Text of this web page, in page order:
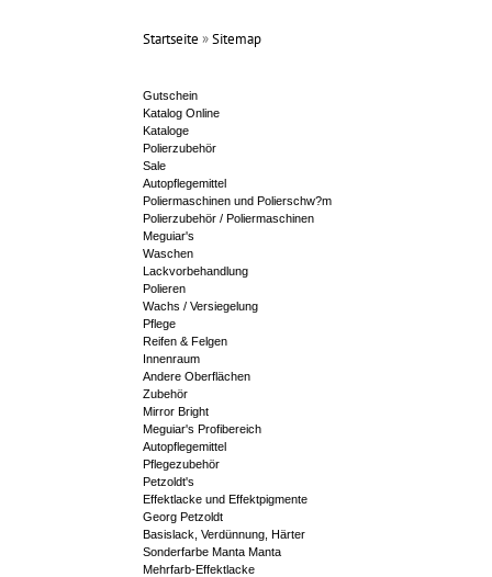
Startseite »Sitemap
Gutschein
Katalog Online
Kataloge
Polierzubehör
Sale
Autopflegemittel
Poliermaschinen und Polierschw?m
Polierzubehör / Poliermaschinen
Meguiar's
Waschen
Lackvorbehandlung
Polieren
Wachs / Versiegelung
Pflege
Reifen & Felgen
Innenraum
Andere Oberflächen
Zubehör
Mirror Bright
Meguiar's Profibereich
Autopflegemittel
Pflegezubehör
Petzoldt's
Effektlacke und Effektpigmente
Georg Petzoldt
Basislack, Verdünnung, Härter
Sonderfarbe Manta Manta
Mehrfarb-Effektlacke